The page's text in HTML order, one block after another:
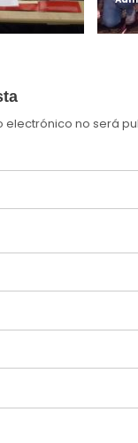
electrónico no será